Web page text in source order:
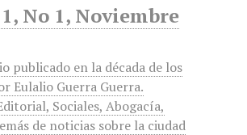
No 1, Noviembre
publicado en la década de los
Eulalio Guerra Guerra.
Sociales, Abogacía,
de noticias sobre la ciudad